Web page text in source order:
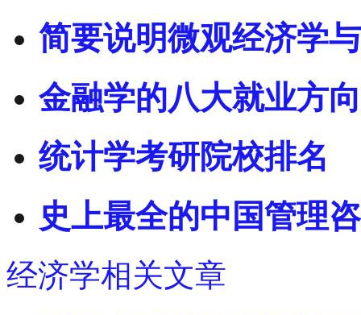
简要说明微观经济学
金融学的八大就业方
统计学考研院校排名
史上最全的中国管理
经济学相关文章